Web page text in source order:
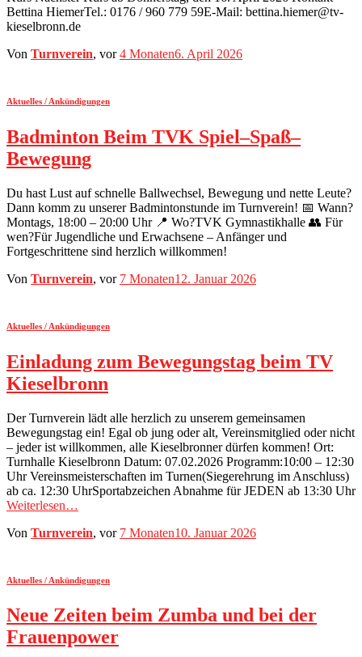
Bettina HiemerTel.: 0176 / 960 779 59E-Mail: bettina.hiemer@tv-
kieselbronn.de
Von Turnverein, vor4 Monaten6. April 2026
Aktuelles / Ankündigungen
Badminton Beim TVK Spiel–Spaß–
Bewegung
Du hast Lust auf schnelle Ballwechsel, Bewegung und nette Leute?
Dann komm zu unserer Badmintonstunde im Turnverein! 📅 Wann?
Montags, 18:00 – 20:00 Uhr 📍 Wo?TVK Gymnastikhalle 👥 Für
wen?Für Jugendliche und Erwachsene – Anfänger und
Fortgeschrittene sind herzlich willkommen!
Von Turnverein, vor 7 Monaten12. Januar 2026
Aktuelles / Ankündigungen
Einladung zum Bewegungstag beim TV
Kieselbronn
Der Turnverein lädt alle herzlich zu unserem gemeinsamen
Bewegungstag ein! Egal ob jung oder alt, Vereinsmitglied oder nicht
– jeder ist willkommen, alle Kieselbronner dürfen kommen! Ort:
Turnhalle Kieselbronn Datum: 07.02.2026 Programm:10:00 – 12:30
Uhr Vereinsmeisterschaften im Turnen(Siegerehrung im Anschluss)
ab ca. 12:30 UhrSportabzeichen Abnahme für JEDEN ab 13:30 Uhr
Weiterlesen…
Von Turnverein, vor 7 Monaten10. Januar 2026
Aktuelles / Ankündigungen
Neue Zeiten beim Zumba und bei der
Frauenpower